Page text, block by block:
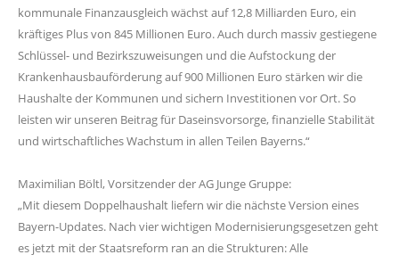
kommunale Finanzausgleich wächst auf 12,8 Milliarden Euro, ein
kräftiges Plus von 845 Millionen Euro. Auch durch massiv gestiegene
Schlüssel- und Bezirkszuweisungen und die Aufstockung der
Krankenhausbauförderung auf 900 Millionen Euro stärken wir die
Haushalte der Kommunen und sichern Investitionen vor Ort. So
leisten wir unseren Beitrag für Daseinsvorsorge, finanzielle Stabilität
und wirtschaftliches Wachstum in allen Teilen Bayerns.“
Maximilian Böltl, Vorsitzender der AG Junge Gruppe:
Mit diesem Doppelhaushalt liefern wir die nächste Version eines
Bayern-Updates. Nach vier wichtigen Modernisierungsgesetzen geht
es jetzt mit der Staatsreform ran an die Strukturen: Alle